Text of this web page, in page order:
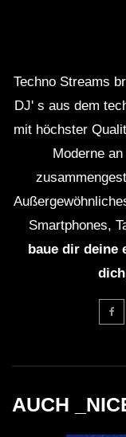
Techno Streams
DJ' s aus dem
mit höchster
Moderne
Smartphones,
baue dir deine
AUCH